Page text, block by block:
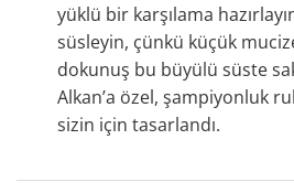
yüklü bir karşılama
süsleyin, çünkü küçük
dokunuş bu büyülü süste
Alkan’a özel, şampiyonluk
sizin için tasarlandı.